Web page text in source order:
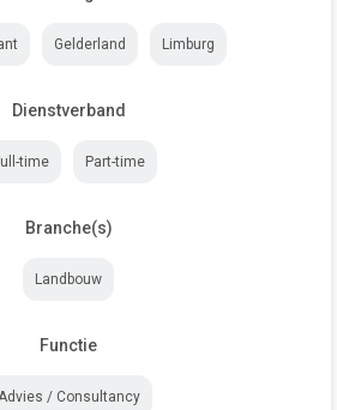
Gelderland Limburg
Dienstverband
time Part-time
Branche(s)
Landbouw
Functie
/ Consultancy